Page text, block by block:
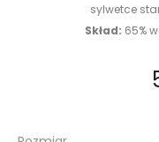
sylwetce
Skład: 65%